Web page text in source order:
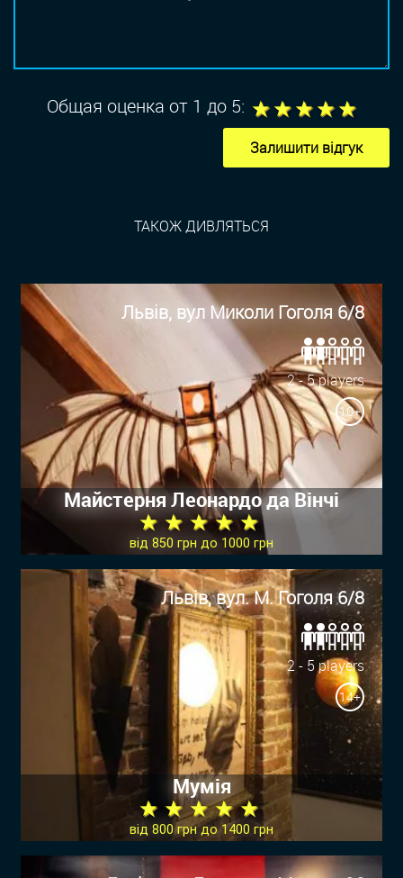
Общая оценка от 1 до 5: 4
3
2
1
Залишити відгук
ТАКОЖ ДИВЛЯТЬСЯ
Львів, вул Миколи Гоголя 6/8
2 - 5 players
10+
Майстерня Леонардо да Вінчі
★ ★ ★ ★ ★
від 850 грн до 1000 грн
Львів, вул. М. Гоголя 6/8
2 - 5 players
14+
Мумія
★ ★ ★ ★ ★
від 800 грн до 1400 грн